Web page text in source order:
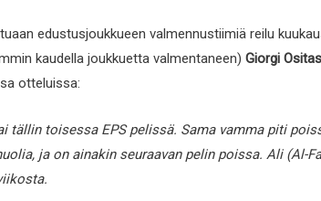
edustusjoukkueen valmennustiimiä reilu
kaudella joukkuetta valmentaneen) Giorgi
otteluissa:
tällin toisessa EPS pelissä. Sama vamma piti
ja on ainakin seuraavan pelin poissa. Ali (Al-